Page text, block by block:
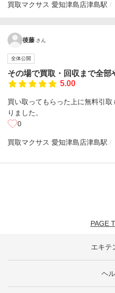
買取マクサス 愛知津島店津島駅
後藤 さん
全体公開
その場で買取・回収まで全部
5.00
買い取ってもらった上に無料引
りました。
0
買取マクサス 愛知津島店津島駅
PAGE
エキテ
ヘ